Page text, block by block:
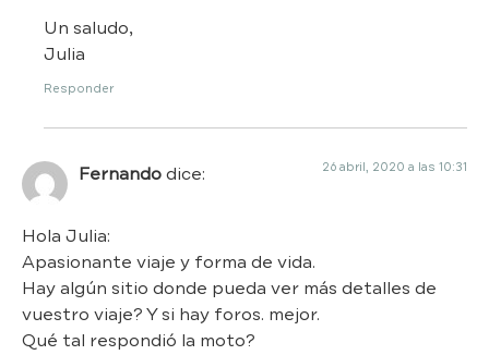
Un saludo,
Julia
Responder
Fernandodice: 26 abril, 2020 a las 10:31
Hola Julia:
Apasionante viaje y forma de vida.
Hay algún sitio donde pueda ver más detalles de
vuestro viaje? Y si hay foros. mejor.
Qué tal respondió la moto?